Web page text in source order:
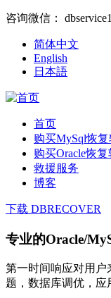
咨询微信：
简体中文
English
日本語
首页
购买MySql恢
购买Oracle恢
救援服务
博客
下载 DBRECOVER
专业的Oracle/
第一时间响应对用户
题，数据库调优，应